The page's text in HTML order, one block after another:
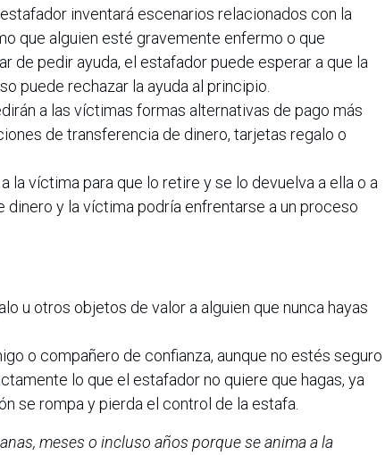
inventará escenarios relacionados con la
que alguien esté gravemente enfermo o que
de pedir ayuda, el estafador puede esperar a que la
puede rechazar la ayuda al principio.
a las víctimas formas alternativas de pago más
de transferencia de dinero, tarjetas regalo o
la víctima para que lo retire y se lo devuelva a ella o a
dinero y la víctima podría enfrentarse a un proceso
u otros objetos de valor a alguien que nunca hayas
o compañero de confianza, aunque no estés seguro
lo que el estafador no quiere que hagas, ya
se rompa y pierda el control de la estafa.
meses o incluso años porque se anima a la